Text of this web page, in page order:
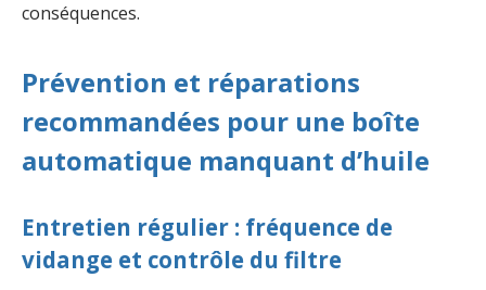
conséquences.
Prévention et réparations
recommandées pour une boîte
automatique manquant d’huile
Entretien régulier : fréquence de
vidange et contrôle du filtre